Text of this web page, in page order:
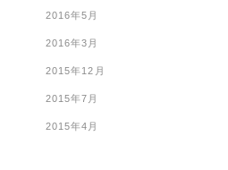
2016年5月
2016年3月
2015年12月
2015年7月
2015年4月